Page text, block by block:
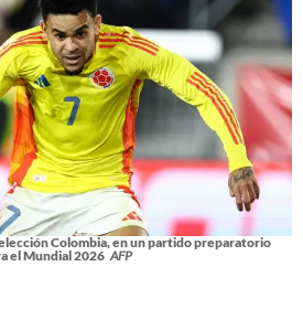
Colombia, en un partido preparatorio
el Mundial 2026 AFP